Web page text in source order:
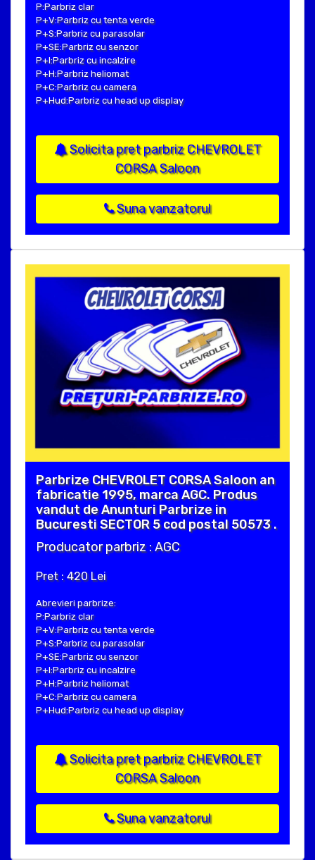
P:Parbriz clar
P+V:Parbriz cu tenta verde
P+S:Parbriz cu parasolar
P+SE:Parbriz cu senzor
P+I:Parbriz cu incalzire
P+H:Parbriz heliomat
P+C:Parbriz cu camera
P+Hud:Parbriz cu head up display
Solicita pret parbriz CHEVROLET
CORSA Saloon
Suna vanzatorul
Parbrize CHEVROLET CORSA Saloon an
fabricatie 1995, marca AGC. Produs
vandut de Anunturi Parbrize in
Bucuresti SECTOR 5 cod postal 50573 .
Producator parbriz : AGC
Pret : 420 Lei
Abrevieri parbrize:
P:Parbriz clar
P+V:Parbriz cu tenta verde
P+S:Parbriz cu parasolar
P+SE:Parbriz cu senzor
P+I:Parbriz cu incalzire
P+H:Parbriz heliomat
P+C:Parbriz cu camera
P+Hud:Parbriz cu head up display
Solicita pret parbriz CHEVROLET
CORSA Saloon
Suna vanzatorul